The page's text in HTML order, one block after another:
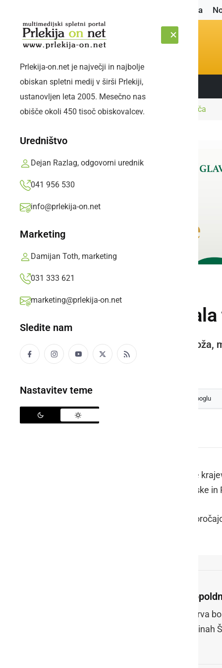
Naslovnica
NEDELJA, 9. AVGUST 2026 Sledite nam:
Prlekija-on.net je največji in najbolje
obiskan spletni medij v širši Prlekiji,
ustanovljen leta 2005. Mesečno nas
obišče okoli 450 tisoč obiskovalcev.
Uredništvo
Dejan Razlag, odgovorni urednik
041 956 530
info@prlekija-on.net
Marketing
Damijan Toth, marketing
031 333 621
marketing@prlekija-on.net
Sledite nam
Nastavitev teme
Naslovnica NaravaV Prlekiji že padala toča
V Prlekiji že
O toči poročajo iz območja Ormoža,
Prlekija-on.net,četrtek, 15. maj 2025 ob 15:20
kot svoj prednostni vir na Googlu
Za četrtek popoldne so napovedane
severnih smeri bo po nižinah Štajerske
Ponekod je že padala toča, o tem
Sprva
nižinah